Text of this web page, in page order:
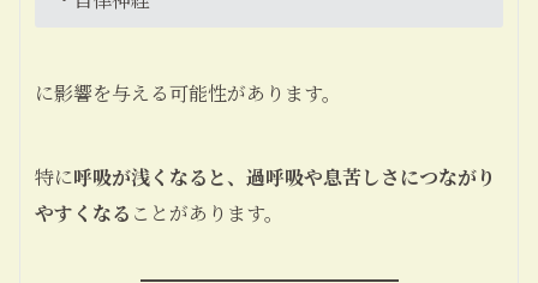
に影響を与える可能性があります。
特に呼吸が浅くなると、過呼吸や息苦しさにつながり
やすくなる ことがあります。